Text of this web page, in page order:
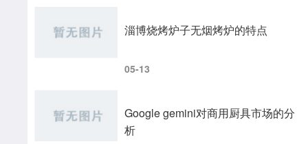
淄博烧烤炉子无烟烤炉的特点
05-13
Google gemini对商用厨具市场的分
析